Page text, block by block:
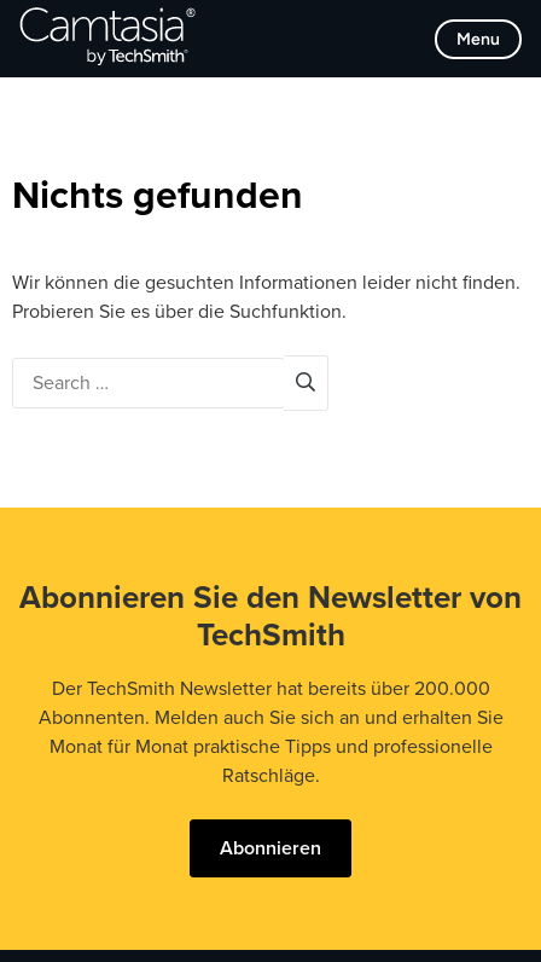
Direkt
zum
Menu
Browse Categories
Nichts gefunden
Wir können die gesuchten Informationen leider nicht finden.
Probieren Sie es über die Suchfunktion.
Abonnieren Sie den Newsletter von
TechSmith
Der TechSmith Newsletter hat bereits über 200.000
Abonnenten. Melden auch Sie sich an und erhalten Sie
Monat für Monat praktische Tipps und professionelle
Ratschläge.
Abonnieren